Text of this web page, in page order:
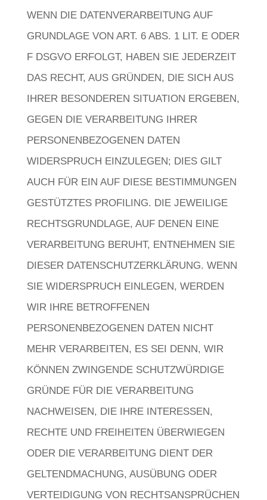
WENN DIE DATENVERARBEITUNG AUF
GRUNDLAGE VON ART. 6 ABS. 1 LIT. E ODER
F DSGVO ERFOLGT, HABEN SIE JEDERZEIT
DAS RECHT, AUS GRÜNDEN, DIE SICH AUS
IHRER BESONDEREN SITUATION ERGEBEN,
GEGEN DIE VERARBEITUNG IHRER
PERSONENBEZOGENEN DATEN
WIDERSPRUCH EINZULEGEN; DIES GILT
AUCH FÜR EIN AUF DIESE BESTIMMUNGEN
GESTÜTZTES PROFILING. DIE JEWEILIGE
RECHTSGRUNDLAGE, AUF DENEN EINE
VERARBEITUNG BERUHT, ENTNEHMEN SIE
DIESER DATENSCHUTZERKLÄRUNG. WENN
SIE WIDERSPRUCH EINLEGEN, WERDEN
WIR IHRE BETROFFENEN
PERSONENBEZOGENEN DATEN NICHT
MEHR VERARBEITEN, ES SEI DENN, WIR
KÖNNEN ZWINGENDE SCHUTZWÜRDIGE
GRÜNDE FÜR DIE VERARBEITUNG
NACHWEISEN, DIE IHRE INTERESSEN,
RECHTE UND FREIHEITEN ÜBERWIEGEN
ODER DIE VERARBEITUNG DIENT DER
GELTENDMACHUNG, AUSÜBUNG ODER
VERTEIDIGUNG VON RECHTSANSPRÜCHEN